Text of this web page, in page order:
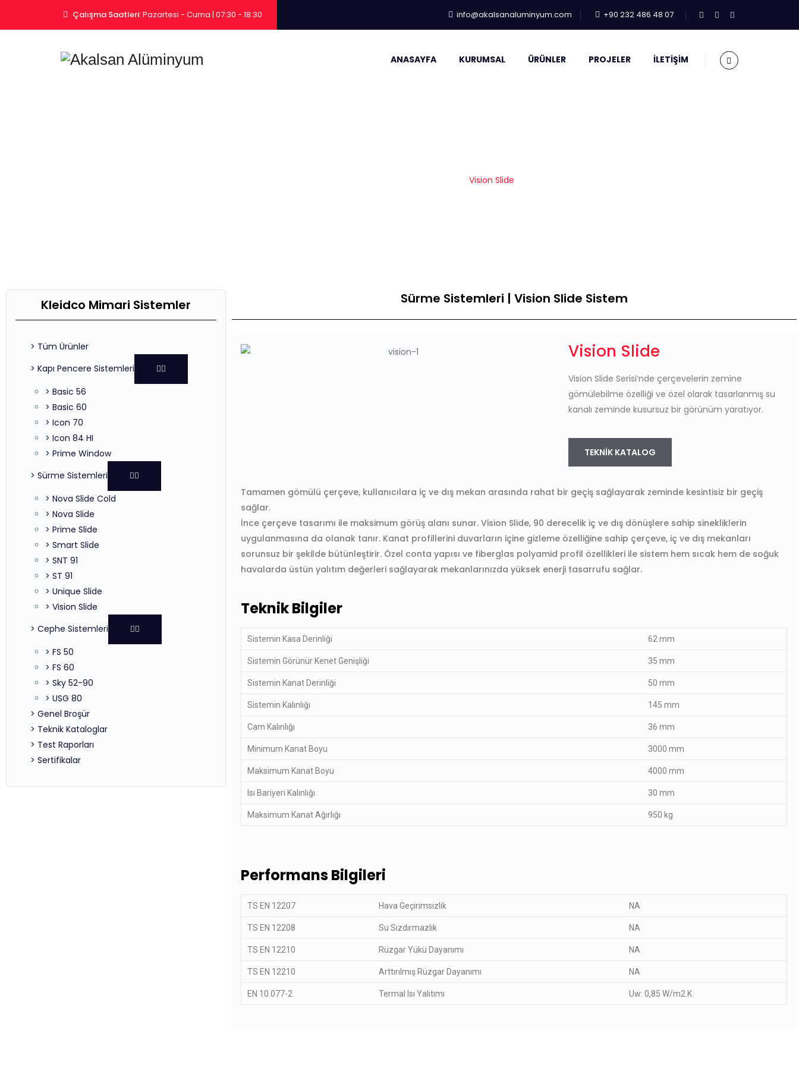
Çalışma Saatleri:Pazartesi - Cuma | 07:30 - 18:30 info@akalsanaluminyum.com +90 232 486 48 07
ANASAYFA KURUMSAL ÜRÜNLER PROJELER İLETIŞIM
Vision Slide
Kleidco Mimari Sistemler
> Tüm Ürünler
> Kapı Pencere Sistemleri
> Basic 56
> Basic 60
> Icon 70
> Icon 84 HI
> Prime Window
> Sürme Sistemleri
> Nova Slide Cold
> Nova Slide
> Prime Slide
> Smart Slide
> SNT 91
> ST 91
> Unique Slide
> Vision Slide
> Cephe Sistemleri
> FS 50
> FS 60
> Sky 52-90
> USG 80
> Genel Broşür
> Teknik Kataloglar
> Test Raporları
> Sertifikalar
Sürme Sistemleri | Vision Slide Sistem
Vision Slide
Vision Slide Serisi’nde çerçevelerin zemine
gömülebilme özelliği ve özel olarak tasarlanmış su
kanalı zeminde kusursuz bir görünüm yaratıyor.
TEKNIK KATALOG
Tamamen gömülü çerçeve, kullanıcılara iç ve dış mekan arasında rahat bir geçiş sağlayarak zeminde kesintisiz bir geçiş
sağlar.
İnce çerçeve tasarımı ile maksimum görüş alanı sunar. Vision Slide, 90 derecelik iç ve dış dönüşlere sahip sinekliklerin
uygulanmasına da olanak tanır. Kanat profillerini duvarların içine gizleme özelliğine sahip çerçeve, iç ve dış mekanları
sorunsuz bir şekilde bütünleştirir. Özel conta yapısı ve fiberglas polyamid profil özellikleri ile sistem hem sıcak hem de soğuk
havalarda üstün yalıtım değerleri sağlayarak mekanlarınızda yüksek enerji tasarrufu sağlar.
Teknik Bilgiler
Sistemin Kasa Derinliği 62 mm
Sistemin Görünür Kenet Genişliği 35 mm
Sistemin Kanat Derinliği 50 mm
Sistemin Kalınlığı 145 mm
Cam Kalınlığı 36 mm
Minimum Kanat Boyu 3000 mm
Maksimum Kanat Boyu 4000 mm
Isı Bariyeri Kalınlığı 30 mm
Maksimum Kanat Ağırlığı 950 kg
Performans Bilgileri
TS EN 12207 Hava Geçirimsizlik NA
TS EN 12208 Su Sızdırmazlık NA
TS EN 12210 Rüzgar Yükü Dayanımı NA
TS EN 12210 Arttırılmış Rüzgar Dayanımı NA
EN 10.077-2 Termal Isı Yalıtımı Uw: 0,85 W/m2.K